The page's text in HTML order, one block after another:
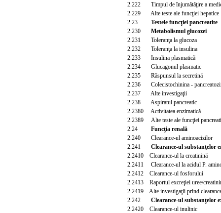
2.222 Timpul de înjumătăţire a
2.229 Alte teste ale funcţiei hepatice
2.23 Testele funcţiei pancreatite
2.230 Metabolismul glucozei
2.231 Toleranţa la glucoza
2.232 Toleranţa la insulina
2.233 Insulina plasmatică
2.234 Glucagonul plasmatic
2.235 Răspunsul la secretină
2.236 Colecistochinina -
2.237 Alte investigaţii
2.238 Aspiratul pancreatic
2.2380 Activitatea enzimatică
2.2389 Alte teste ale funcţiei pancrea
2.24 Funcţia renală
2.240 Clearance-ul aminoacizilor
2.241 Clearance-ul substanţelor
2.2410 Clearance-ul la creatinină
2.2411 Clearance-ul la acidul P.
2.2412 Clearance-ul fosforului
2.2413 Raportul excreţiei uree/
2.2419 Alte investigaţii prind
2.242 Clearance-ul substanţelor
2.2420 Clearance-ul inulinic